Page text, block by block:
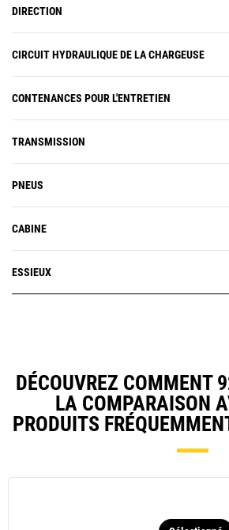
DIRECTION
CIRCUIT HYDRAULIQUE DE LA CHARGEUSE
CONTENANCES POUR L'ENTRETIEN
TRANSMISSION
PNEUS
CABINE
ESSIEUX
DÉCOUVREZ COMMENT
LA COMPARAISON
PRODUITS